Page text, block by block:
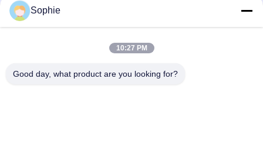
F5 효율성 청정실 공기 필터, 1000m3/h 합성 주머니 공기 필터
Sophie
10:27 PM
Good day, what product are you looking for?